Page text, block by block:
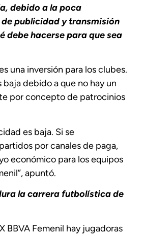
debido a la poca
publicidad y transmisión
debe hacerse para que sea
una inversión para los clubes.
baja debido a que no hay un
por concepto de patrocinios
es baja. Si se
por canales de paga,
económico para los equipos
apuntó.
la carrera futbolística de
BBVA Femenil hay jugadoras